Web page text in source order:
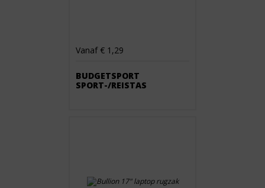
Vanaf € 1,29
BUDGETSPORT
SPORT-/REISTAS